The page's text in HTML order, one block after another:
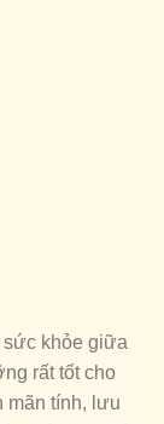
sức khỏe giữa
rất tốt cho
mãn tính, lưu